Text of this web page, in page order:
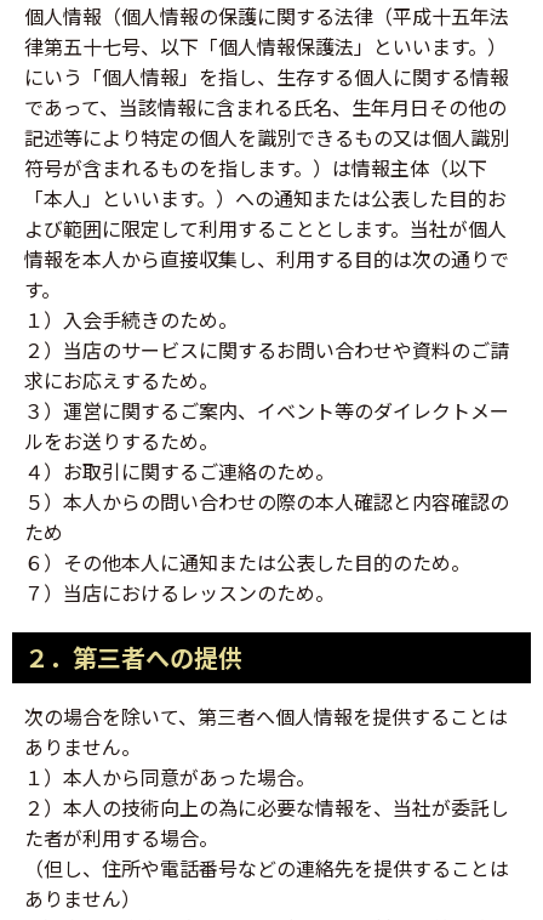
個人情報（個人情報の保護に関する法律（平成十五年法
律第五十七号、以下「個人情報保護法」といいます。）
にいう「個人情報」を指し、生存する個人に関する情報
であって、当該情報に含まれる氏名、生年月日その他の
記述等により特定の個人を識別できるもの又は個人識別
符号が含まれるものを指します。）は情報主体（以下
「本人」といいます。）への通知または公表した目的お
よび範囲に限定して利用することとします。当社が個人
情報を本人から直接収集し、利用する目的は次の通りで
す。
１）入会手続きのため。
２）当店のサービスに関するお問い合わせや資料のご請
求にお応えするため。
３）運営に関するご案内、イベント等のダイレクトメー
ルをお送りするため。
４）お取引に関するご連絡のため。
５）本人からの問い合わせの際の本人確認と内容確認の
ため
６）その他本人に通知または公表した目的のため。
７）当店におけるレッスンのため。
２．第三者への提供
次の場合を除いて、第三者へ個人情報を提供することは
ありません。
１）本人から同意があった場合。
２）本人の技術向上の為に必要な情報を、当社が委託し
た者が利用する場合。
（但し、住所や電話番号などの連絡先を提供することは
ありません）